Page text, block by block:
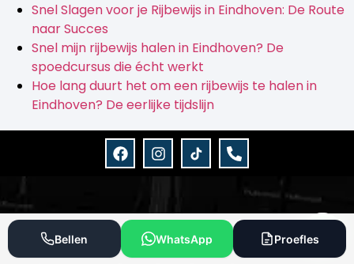
Snel Slagen voor je Rijbewijs in Eindhoven: De Route
naar Succes
Snel mijn rijbewijs halen in Eindhoven? De
spoedcursus die écht werkt
Hoe lang duurt het om een rijbewijs te halen in
Eindhoven? De eerlijke tijdslijn
Bellen WhatsApp Proefles